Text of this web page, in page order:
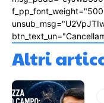
Altri